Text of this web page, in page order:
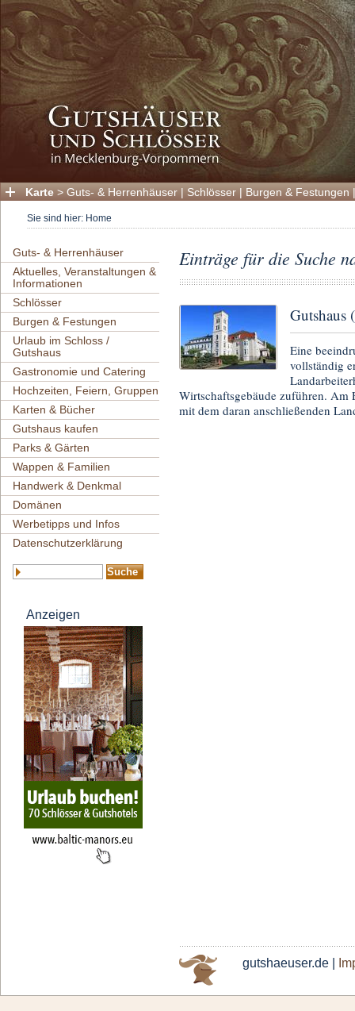
Karte > Guts- & Herrenhäuser | Schlösser | Burgen & Festungen
Sie sind hier: Home
Guts- & Herrenhäuser
Aktuelles, Veranstaltungen &
Informationen
Schlösser
Burgen & Festungen
Urlaub im Schloss /
Gutshaus
Gastronomie und Catering
Hochzeiten, Feiern, Gruppen
Karten & Bücher
Gutshaus kaufen
Parks & Gärten
Wappen & Familien
Handwerk & Denkmal
Domänen
Werbetipps und Infos
Datenschutzerklärung
Anzeigen
Einträge für die Suche
Gutshaus
Eine
vollständig
Wirtschaftsgebäude zuführen. Am
mit dem daran anschließenden
gutshaeuser.de |